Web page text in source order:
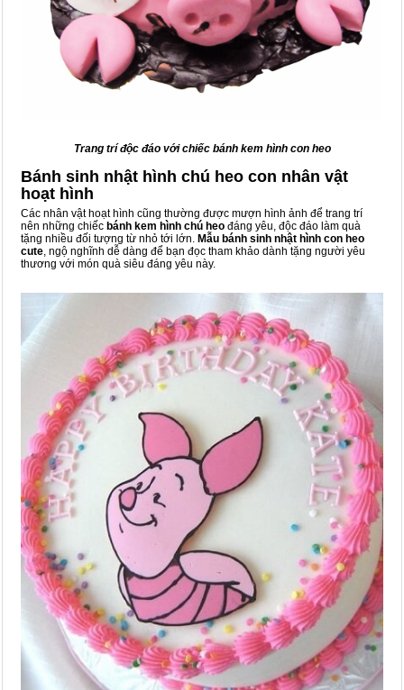
Trang trí độc đáo với chiếc bánh kem hình con heo
Bánh sinh nhật hình chú heo con nhân vật
hoạt hình
Các nhân vật hoạt hình cũng thường được mượn hình ảnh để trang trí
nên những chiếc bánh kem hình chú heo đáng yêu, độc đáo làm quà
tặng nhiều đối tượng từ nhỏ tới lớn. Mẫu bánh sinh nhật hình con heo
cute , ngộ nghĩnh dễ dàng để bạn đọc tham khảo dành tặng người yêu
thương với món quà siêu đáng yêu này.